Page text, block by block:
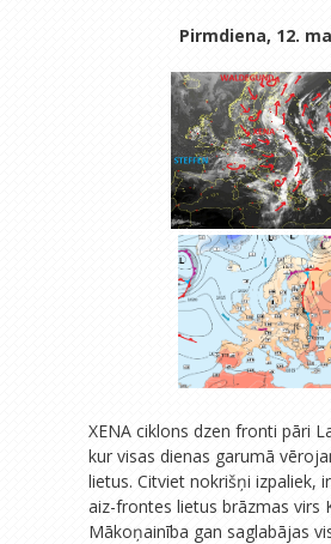
Pirmdiena, 12.
XENA ciklons dzen fronti pāri
kur visas dienas garumā
lietus. Citviet nokrišņi izpaliek,
aiz-frontes lietus brāzmas virs
Mākoņainība gan saglabājas